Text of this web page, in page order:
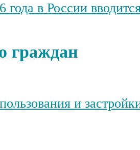
года в России
граждан
и